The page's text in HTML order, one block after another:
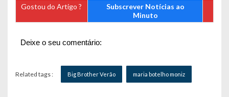
Gostou do Artigo ?
Subscrever Notícias ao
Minuto
Deixe o seu comentário:
Related tags : Big Brother Verão maria botelho moniz